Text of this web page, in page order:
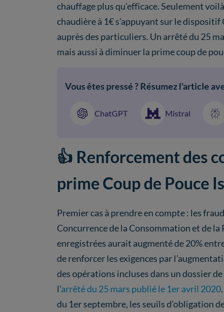
chauffage plus qu’efficace. Seulement
chaudière à 1€ s'appuyant sur le
auprès des particuliers. Un arrêté du 25
mais aussi à diminuer la prime coup de
Vous êtes pressé ? Résumez l'article
ChatGPT Mistral
👍 Renforcement des
prime Coup de Pouce
Premier cas à prendre en compte : les
Concurrence de la Consommation et de
enregistrées aurait augmenté de 20%
de renforcer les exigences par
des opérations incluses dans un dossier
l’arrêté du 25 mars publié le 1er avril 2020
du 1er septembre, les seuils d’obligation